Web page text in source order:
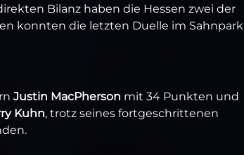
Bilanz haben die Hessen zwei der
konnten die letzten Duelle im Sahnpark
Justin MacPherson mit 34 Punkten und
Kuhn, trotz seines fortgeschrittenen